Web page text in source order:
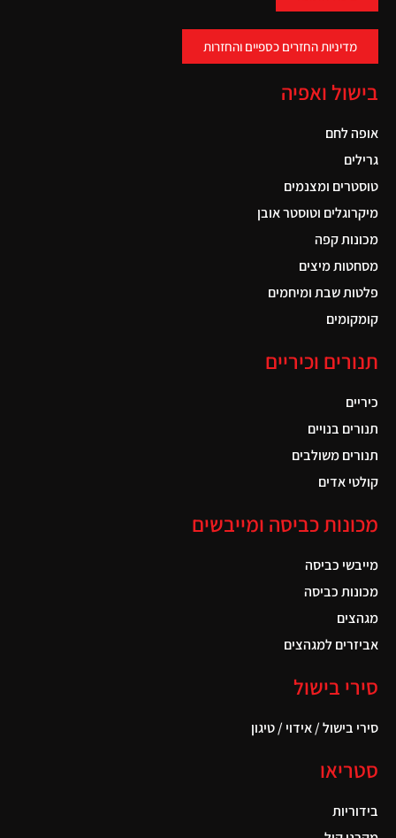
מדיניות החזרים כספיים והחזרות
בישול ואפיה
אופה לחם
גרילים
טוסטרים ומצנמים
מיקרוגלים וטוסטר אובן
מכונות קפה
מסחטות מיצים
פלטות שבת ומיחמים
קומקומים
תנורים וכיריים
כיריים
תנורים בנויים
תנורים משולבים
קולטי אדים
מכונות כביסה ומייבשים
מייבשי כביסה
מכונות כביסה
מגהצים
אביזרים למגהצים
סירי בישול
סירי בישול / אידוי / טיגון
סטריאו
בידוריות